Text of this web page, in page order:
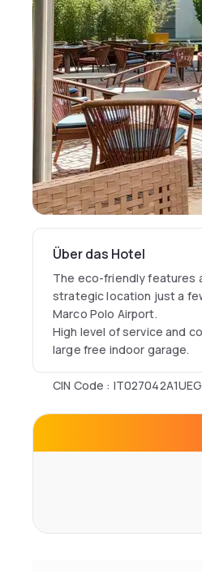
Über das Hotel
The eco-friendly features
strategic location just a
Marco Polo Airport.
High level of service and
large free indoor garage.
CIN Code :